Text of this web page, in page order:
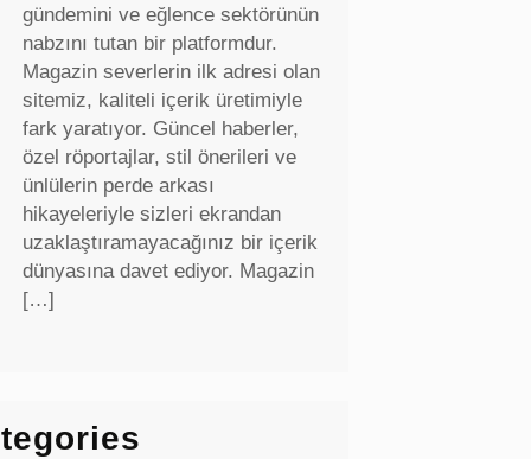
gündemini ve eğlence sektörünün
nabzını tutan bir platformdur.
Magazin severlerin ilk adresi olan
sitemiz, kaliteli içerik üretimiyle
fark yaratıyor. Güncel haberler,
özel röportajlar, stil önerileri ve
ünlülerin perde arkası
hikayeleriyle sizleri ekrandan
uzaklaştıramayacağınız bir içerik
dünyasına davet ediyor. Magazin
[…]